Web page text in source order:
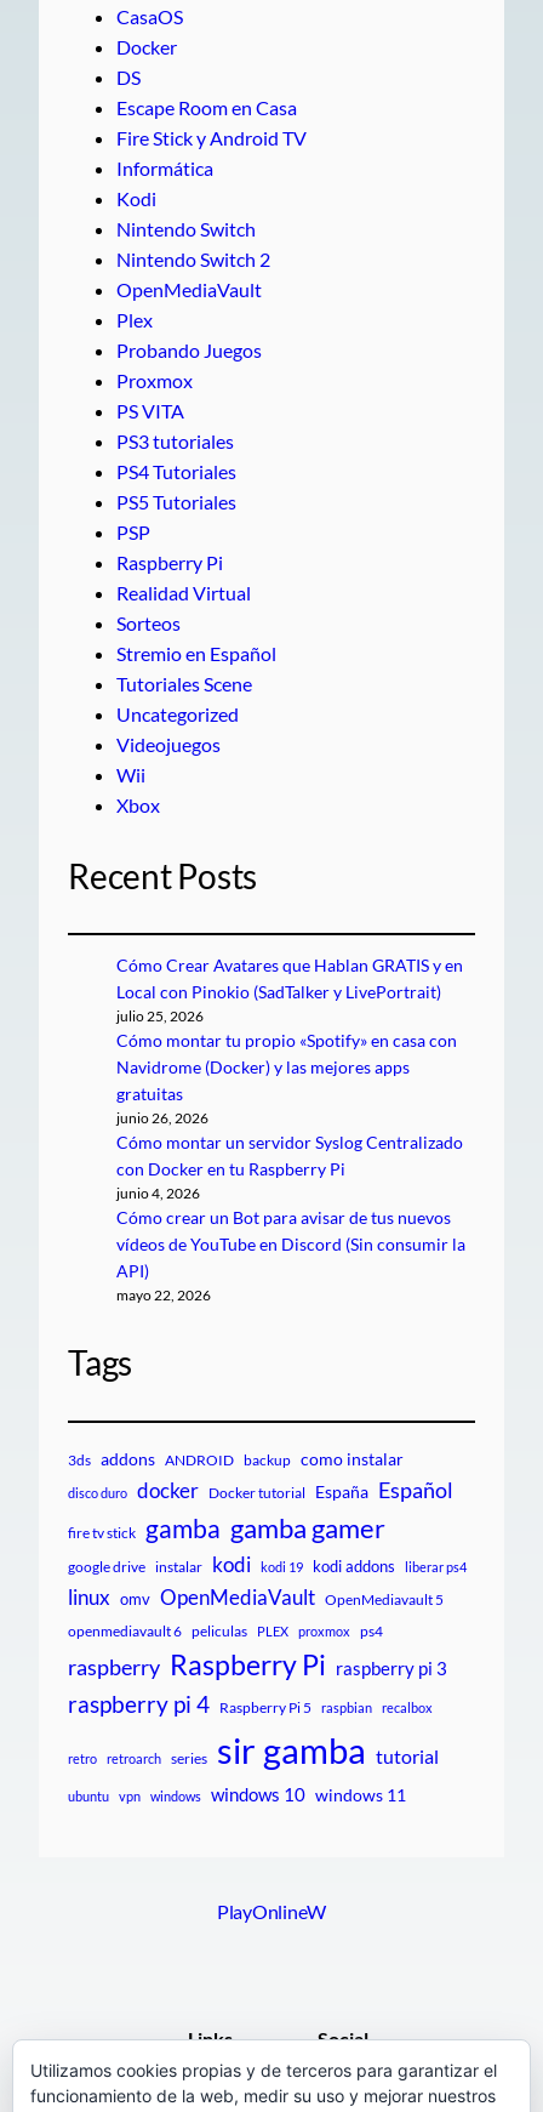
CasaOS
Docker
DS
Escape Room en Casa
Fire Stick y Android TV
Informática
Kodi
Nintendo Switch
Nintendo Switch 2
OpenMediaVault
Plex
Probando Juegos
Proxmox
PS VITA
PS3 tutoriales
PS4 Tutoriales
PS5 Tutoriales
PSP
Raspberry Pi
Realidad Virtual
Sorteos
Stremio en Español
Tutoriales Scene
Uncategorized
Videojuegos
Wii
Xbox
Recent Posts
Cómo Crear Avatares que Hablan GRATIS y en
Local con Pinokio (SadTalker y LivePortrait)
julio 25, 2026
Cómo montar tu propio «Spotify» en casa con
Navidrome (Docker) y las mejores apps
gratuitas
junio 26, 2026
Cómo montar un servidor Syslog Centralizado
con Docker en tu Raspberry Pi
junio 4, 2026
Cómo crear un Bot para avisar de tus nuevos
vídeos de YouTube en Discord (Sin consumir la
API)
mayo 22, 2026
Tags
3ds addons ANDROID backup como instalar
disco duro docker Docker tutorial España Español
fire tv stick gamba gamba gamer
google drive instalar kodi kodi 19 kodi addons liberar ps4
linux omv OpenMediaVault OpenMediavault 5
openmediavault 6 peliculas PLEX proxmox ps4
raspberry Raspberry Pi raspberry pi 3
raspberry pi 4 Raspberry Pi 5 raspbian recalbox
retro retroarch series sir gamba tutorial
ubuntu vpn windows windows 10 windows 11
PlayOnlineW
Links Social
Utilizamos cookies propias y de terceros para garantizar el
funcionamiento de la web, medir su uso y mejorar nuestros